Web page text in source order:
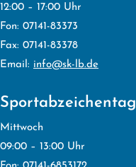
12:00 – 17:00 Uhr
Fon: 07141-83373
Fax: 07141-83378
Email: info@sk-lb.de
Sportabzeichentag
Mittwoch
09:00 – 13:00 Uhr